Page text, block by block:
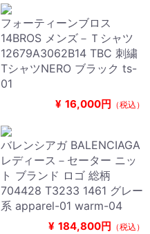
フォーティーンブロス
14BROS メンズ－Ｔシャツ
12679A3062B14 TBC 刺繍
TシャツNERO ブラック ts-
01
¥ 16,000円 （税込）
バレンシアガ BALENCIAGA
レディース－セーター ニッ
ト ブランド ロゴ 総柄
704428 T3233 1461 グレー
系 apparel-01 warm-04
¥ 184,800円 （税込）